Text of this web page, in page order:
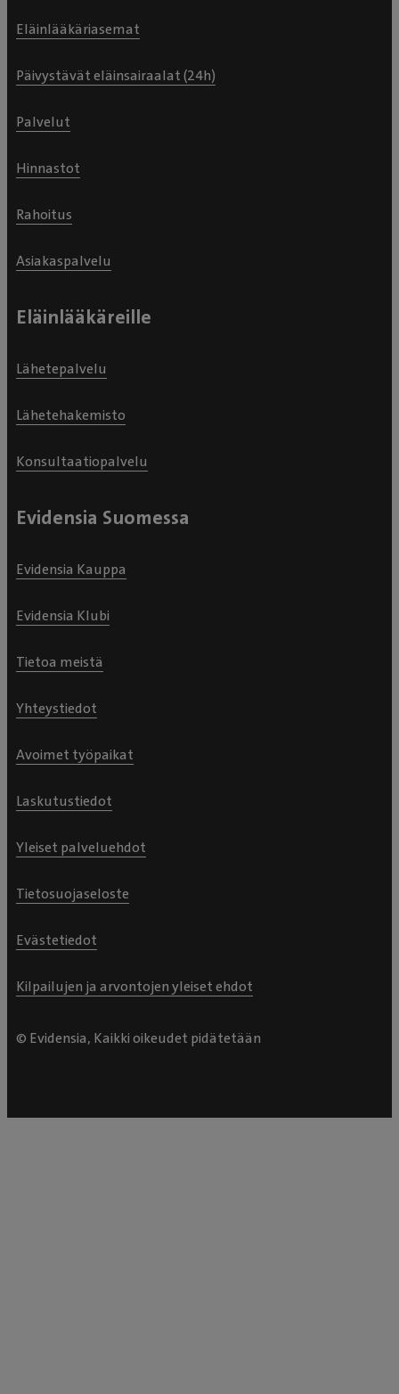
Eläinlääkäriasemat
Päivystävät eläinsairaalat (24h)
Palvelut
Hinnastot
Rahoitus
Asiakaspalvelu
Eläinlääkäreille
Lähetepalvelu
Lähetehakemisto
Konsultaatiopalvelu
Evidensia Suomessa
Evidensia Kauppa
Evidensia Klubi
Tietoa meistä
Yhteystiedot
Avoimet työpaikat
Laskutustiedot
Yleiset palveluehdot
Tietosuojaseloste
Evästetiedot
Kilpailujen ja arvontojen yleiset ehdot
© Evidensia, Kaikki oikeudet pidätetään